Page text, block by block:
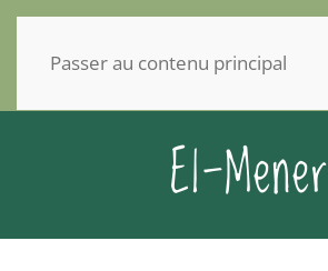
Passer au contenu principal
El-Mener
Panneau de gestion des cookies